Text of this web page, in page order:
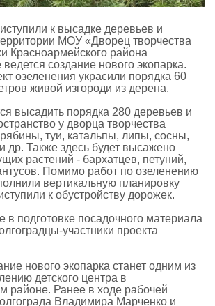
к высадке деревьев и
МОУ «Дворец творчества
Красноармейского района
ведется создание нового экопарка.
озеленения украсили порядка 60
живой изгороди из дерена.
высадить порядка 280 деревьев и
у дворца творчества
туи, катальпы, липы, сосны,
др. Также здесь будет высажено
растений - бархатцев, петуний,
Помимо работ по озеленению
вертикальную планировку
к обустройству дорожек.
в подготовке посадочного материала
участники проекта
нового экопарка станет одним из
детского центра в
районе. Ранее в ходе рабочей
Владимира Марченко и